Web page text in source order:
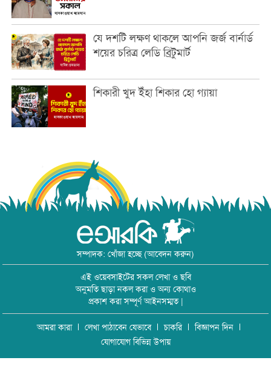
যে দশটি লক্ষণ থাকলে আপনি জর্জ বার্নার্ড
শয়ের চরিত্র লেডি ব্রিটুমার্ট
শিকারী খুদ ইঁহা শিকার হো গ্যায়া
সম্পাদক: খোঁজা হচ্ছে (আবেদন করুন)
এই ওয়েবসাইটের সকল লেখা ও ছবি
অনুমতি ছাড়া নকল করা ও অন্য কোথাও
প্রকাশ করা সম্পূর্ণ আইনসম্মত |
আমরা কারা লেখা পাঠাবেন যেভাবে চাকরি
বিজ্ঞাপন দিন
যোগাযোগ বিভিন্ন উপায়